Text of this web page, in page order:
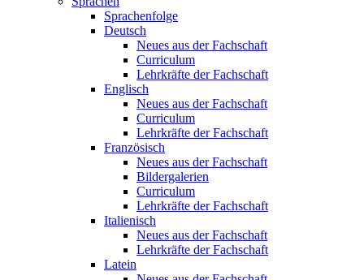
Sprachenfolge
Deutsch
Neues aus der Fachschaft
Curriculum
Lehrkräfte der Fachschaft
Englisch
Neues aus der Fachschaft
Curriculum
Lehrkräfte der Fachschaft
Französisch
Neues aus der Fachschaft
Bildergalerien
Curriculum
Lehrkräfte der Fachschaft
Italienisch
Neues aus der Fachschaft
Lehrkräfte der Fachschaft
Latein